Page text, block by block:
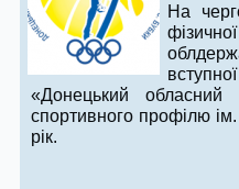
На
«Донецький обласний
спортивного профілю
рік.